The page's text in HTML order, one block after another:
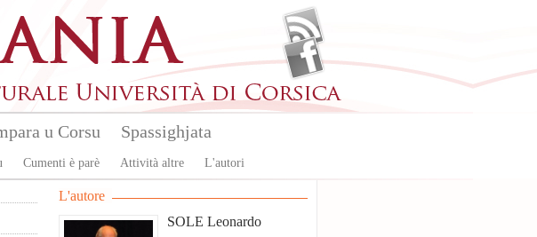
Cumenti è parè Attività altre L'autori
u Corsu Spassighjata
L'autore
SOLE Leonardo